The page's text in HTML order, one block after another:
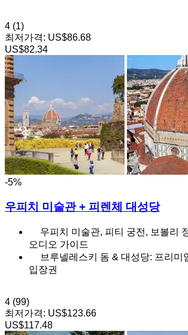
4 (1)
최저가격: US$86.68
US$82.34
-5%
우피치 미술관 + 피렌체 대성당
우피치 미술관, 피티 궁전, 보볼리
오디오 가이드
브루넬레스키 돔 & 대성당: 프리미
입장권
4 (99)
최저가격: US$123.66
US$117.48